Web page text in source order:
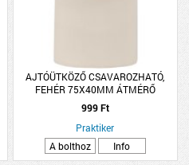
AJTÓÜTKÖZŐ CSAVAROZHATÓ,
FEHÉR 75X40MM ÁTMÉRŐ
999 Ft
Praktiker
A bolthoz
Info